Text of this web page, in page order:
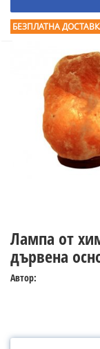
БЕЗПЛАТНА
Лампа от
дървена
Автор: